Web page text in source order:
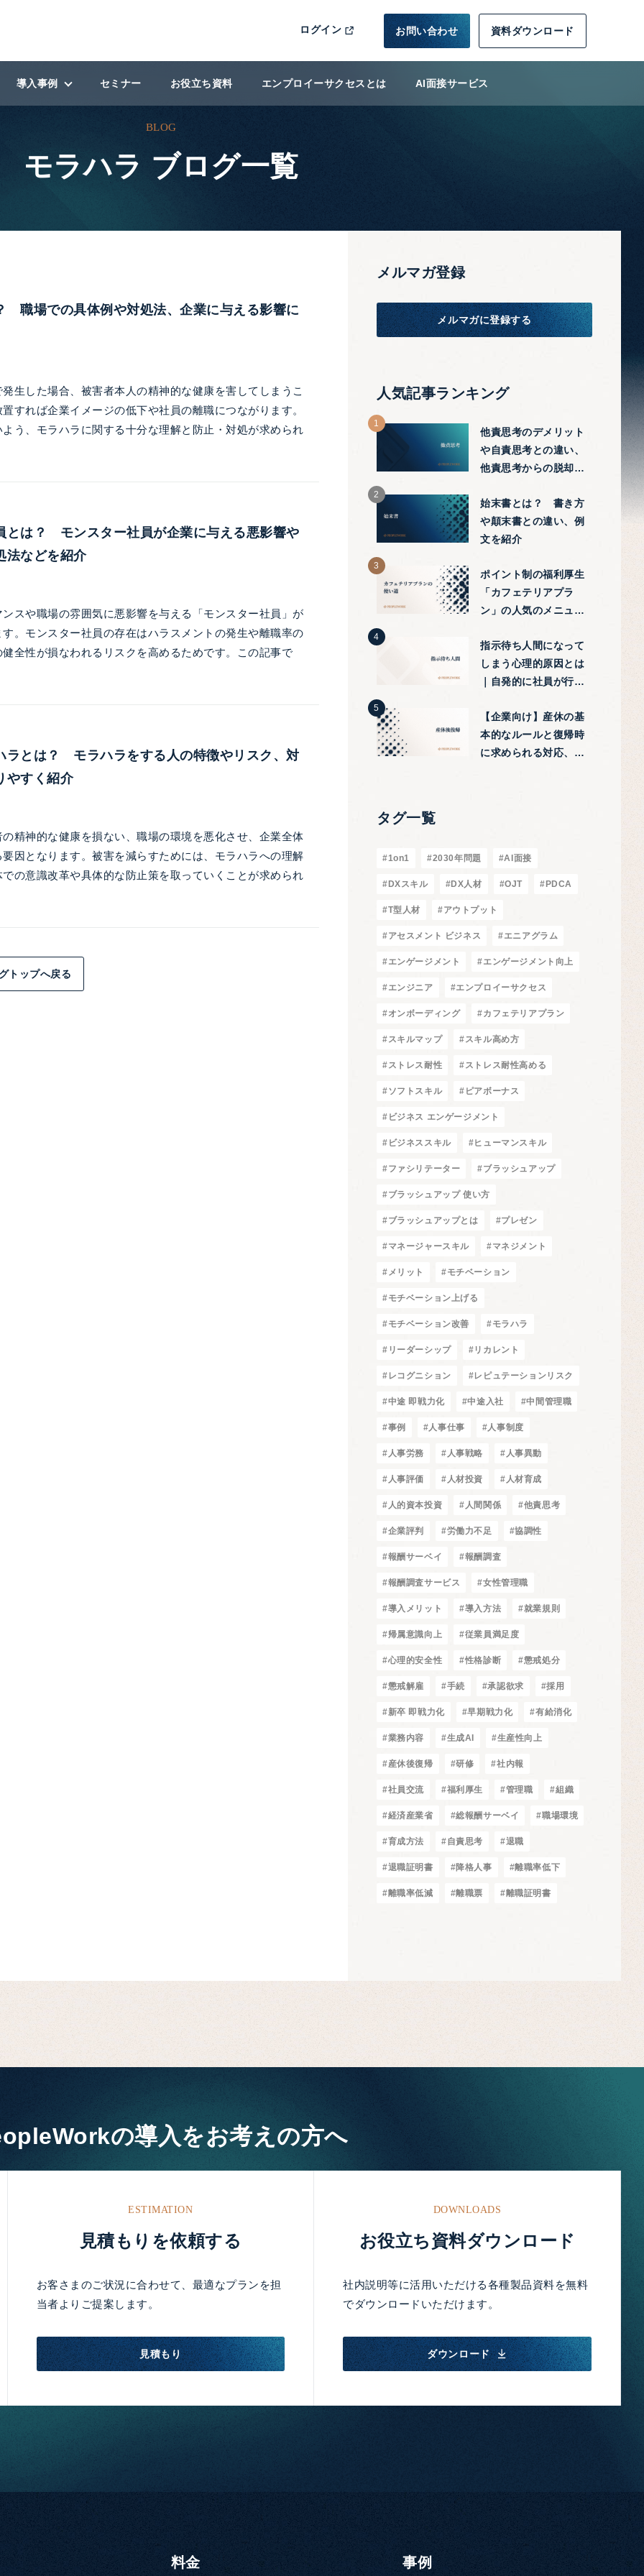
ログイン お問い合わせ 資料ダウンロード
導入事例
導入企業
セミナー お役立ち資料 エンプロイーサクセスとは AI面接サービス
BLOG
モラハラ ブログ一覧
職場での具体例や対処法、企業に与える影響に
生した場合、被害者本人の精神的な健康を害してしまうこ
すれば企業イメージの低下や社員の離職につながります。
う、モラハラに関する十分な理解と防止・対処が求められ
とは？ モンスター社員が企業に与える悪影響や
法などを紹介
スや職場の雰囲気に悪影響を与える「モンスター社員」が
。モンスター社員の存在はハラスメントの発生や離職率の
全性が損なわれるリスクを高めるためです。この記事で
ラとは？ モラハラをする人の特徴やリスク、対
やすく紹介
精神的な健康を損ない、職場の環境を悪化させ、企業全体
因となります。被害を減らすためには、モラハラへの理解
の意識改革や具体的な防止策を取っていくことが求められ
トップへ戻る
メルマガ登録
メルマガに登録する
人気記事ランキング
他責思考のデメリット
や自責思考との違い、
他責思考からの脱却方
始末書とは？ 書き方
や顛末書との違い、例
文を紹介
ポイント制の福利厚生
「カフェテリアプラ
ン」の人気のメニュー
指示待ち人間になって
しまう心理的原因とは
｜自発的に社員が行動
【企業向け】産休の基
本的なルールと復帰時
に求められる対応、注
タグ一覧
#1on1 #2030年問題 #AI面接
#DXスキル #DX人材 #OJT #PDCA
#T型人材 #アウトプット
#アセスメント ビジネス #エニアグラム
#エンゲージメント #エンゲージメント向上
#エンジニア #エンプロイーサクセス
#オンボーディング #カフェテリアプラン
#スキルマップ #スキル高め方
#ストレス耐性 #ストレス耐性高める
#ソフトスキル #ピアボーナス
#ビジネス エンゲージメント
#ビジネススキル #ヒューマンスキル
#ファシリテーター #ブラッシュアップ
#ブラッシュアップ 使い方
#ブラッシュアップとは #プレゼン
#マネージャースキル #マネジメント
#メリット #モチベーション
#モチベーション上げる
#モチベーション改善 #モラハラ
#リーダーシップ #リカレント
#レコグニション #レピュテーションリスク
#中途 即戦力化 #中途入社 #中間管理職
#事例 #人事仕事 #人事制度
#人事労務 #人事戦略 #人事異動
#人事評価 #人材投資 #人材育成
#人的資本投資 #人間関係 #他責思考
#企業評判 #労働力不足 #協調性
#報酬サーベイ #報酬調査
#報酬調査サービス #女性管理職
#導入メリット #導入方法 #就業規則
#帰属意識向上 #従業員満足度
#心理的安全性 #性格診断 #懲戒処分
#懲戒解雇 #手続 #承認欲求 #採用
#新卒 即戦力化 #早期戦力化 #有給消化
#業務内容 #生成AI #生産性向上
#産休後復帰 #研修 #社内報
#社員交流 #福利厚生 #管理職 #組織
#経済産業省 #総報酬サーベイ #職場環境
#育成方法 #自責思考 #退職
#退職証明書 #降格人事 #離職率低下
#離職率低減 #離職票 #離職証明書
の導入をお考えの方へ
ESTIMATION
見積もりを依頼する
お客さまのご状況に合わせて、最適なプランを担
当者よりご提案します。
見積もり
DOWNLOADS
お役立ち資料ダウンロード
社内説明等に活用いただける各種製品資料を無料
でダウンロードいただけます。
ダウンロード
料金 事例